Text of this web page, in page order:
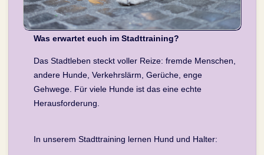
Was erwartet euch im Stadttraining?
Das Stadtleben steckt voller Reize: fremde Menschen,
andere Hunde, Verkehrslärm, Gerüche, enge
Gehwege. Für viele Hunde ist das eine echte
Herausforderung.
In unserem Stadttraining lernen Hund und Halter: